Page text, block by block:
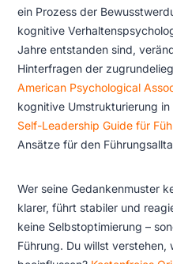
ein Prozess der
kognitive
Jahre entstanden sind,
Hinterfragen der
American Psychological
kognitive Umstrukturierung
Self-Leadership Guide für
Ansätze für den
Wer seine Gedankenmuster
klarer, führt stabiler und
keine Selbstoptimierung –
Führung. Du willst